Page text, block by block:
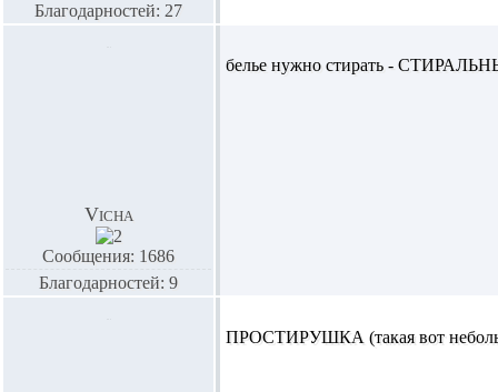
Благодарностей: 27
Vicha
Сообщения: 1686
Благодарностей: 9
белье нужно стирать -
ПРОСТИРУШКА (такая вот